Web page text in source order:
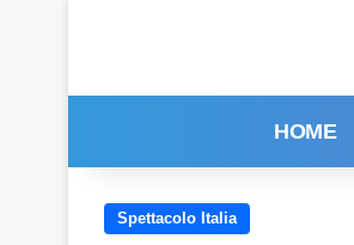
HOME
Spettacolo Italia